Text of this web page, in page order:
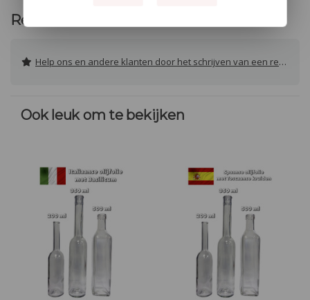
Reviews
Help ons en andere klanten door het schrijven van een review
Ook leuk om te bekijken